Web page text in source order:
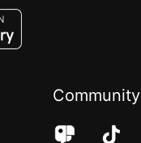
Community